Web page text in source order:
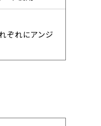
ぞれにアンジ